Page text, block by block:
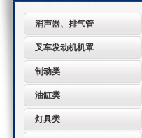
消声器、排气管
叉车发动机机罩
制动类
油缸类
灯具类